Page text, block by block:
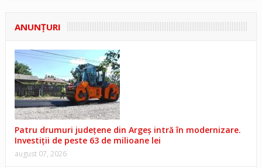
ANUNŢURI
Patru drumuri județene din Argeș intră în modernizare.
Investiții de peste 63 de milioane lei
august 07, 2026